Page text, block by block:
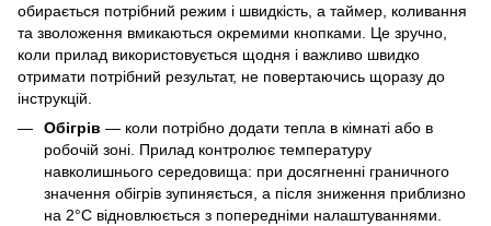
обирається потрібний режим і швидкість, а таймер, коливання
та зволоження вмикаються окремими кнопками. Це зручно,
коли прилад використовується щодня і важливо швидко
отримати потрібний результат, не повертаючись щоразу до
інструкцій.
Обігрів — коли потрібно додати тепла в кімнаті або в
робочій зоні. Прилад контролює температуру
навколишнього середовища: при досягненні граничного
значення обігрів зупиняється, а після зниження приблизно
на 2°C відновлюється з попередніми налаштуваннями.